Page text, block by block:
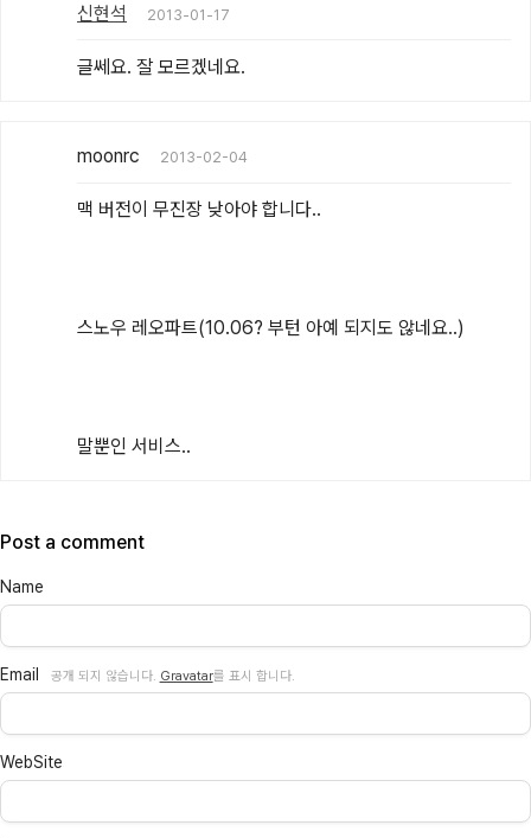
신현석 2013-01-17
글쎄요. 잘 모르겠네요.
moonrc 2013-02-04
맥 버전이 무진장 낮아야 합니다..
스노우 레오파트(10.06? 부턴 아예 되지도 않네요..)
말뿐인 서비스..
Post a comment
Name
Email 공개 되지 않습니다. Gravatar를 표시 합니다.
WebSite